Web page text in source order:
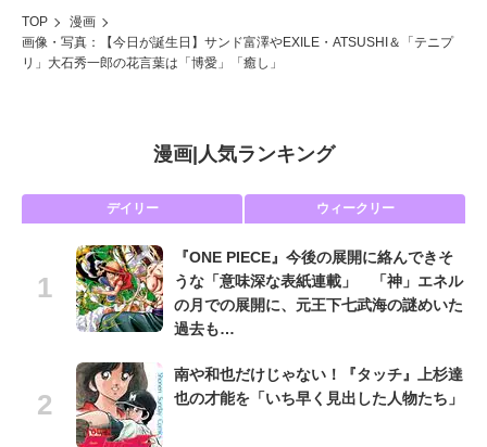
TOP
漫画
画像・写真：【今日が誕生日】サンド富澤やEXILE・ATSUSHI＆「テニプ
リ」大石秀一郎の花言葉は「博愛」「癒し」
漫画| 人気ランキング
デイリー ウィークリー
『ONE PIECE』今後の展開に絡んできそ
うな「意味深な表紙連載」 「神」エネル
の月での展開に、元王下七武海の謎めいた
過去も…
南や和也だけじゃない！『タッチ』上杉達
也の才能を「いち早く見出した人物たち」